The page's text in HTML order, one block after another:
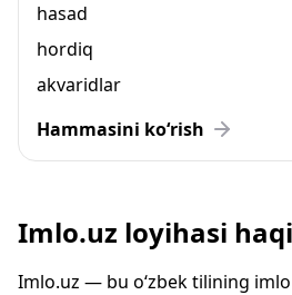
hasad
hordiq
akvaridlar
Hammasini ko‘rish
Imlo.uz loyihasi
Imlo.uz — bu o‘zbek tilining imlo